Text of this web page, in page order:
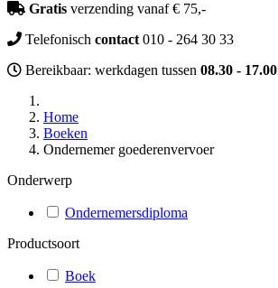
Gratis verzending vanaf € 75,-
Telefonisch contact 010 - 264 30 33
Bereikbaar: werkdagen tussen 08.30 - 17.00
Home
Boeken
Ondernemer goederenvervoer
Onderwerp
Ondernemersdiploma
Productsoort
Boek